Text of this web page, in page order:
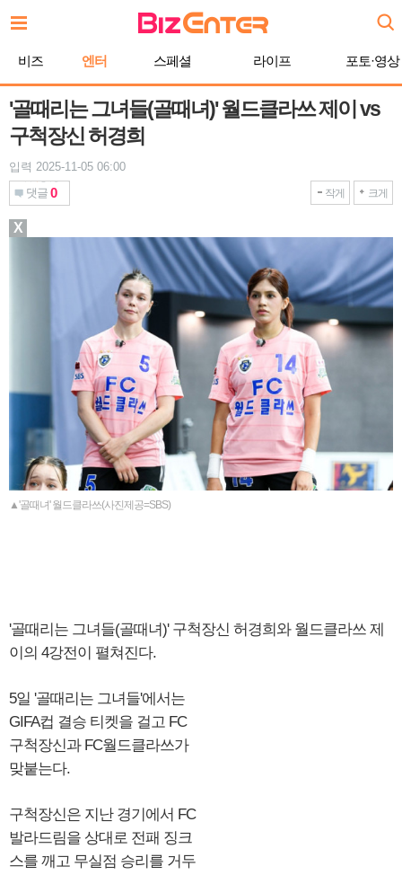
문
비즈 엔터 스페셜 라이프 포토·영상
'골때리는 그녀들(골때녀)' 월드클라쓰 제이 vs
구척장신 허경희
입력 2025-11-05 06:00
댓글 0 작게 크게
▲'골때녀' 월드클라쓰(사진제공=SBS)
'골때리는 그녀들(골때녀)' 구척장신 허경희와 월드클라쓰 제
이의 4강전이 펼쳐진다.
5일 '골때리는 그녀들'에서는
GIFA컵 결승 티켓을 걸고 FC
구척장신과 FC월드클라쓰가
맞붙는다.
구척장신은 지난 경기에서 FC
발라드림을 상대로 전패 징크
스를 깨고 무실점 승리를 거두
X